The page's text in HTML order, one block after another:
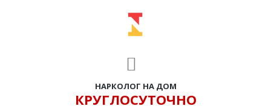
НАРКОЛОГ НА ДОМ
КРУГЛОСУТОЧНО